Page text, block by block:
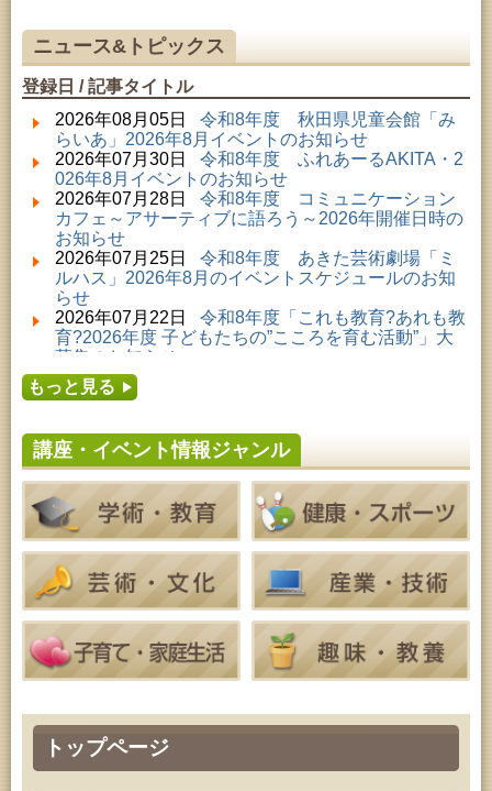
トップページ
乳幼児・青少年教育「夏休み資料展示」
2026年08月01日 ～ 2026年08月30日 (秋田市)
成人教育「研修室開放」
2026年08月01日 ～ 2026年08月23日 (秋田市)
乳幼児・青少年教育「図書館クイズラリー」
2026年08月01日 ～ 2026年09月23日 (秋田市)
おかえりなさい！佐竹本三十六歌仙絵とゆかりの名
品
2026年08月01日 ～ 2026年08月23日 (大館市)
清澄コレクション未公開絵画展
2026年08月01日 ～ 2026年08月16日 (秋田市)
音と会話を楽しむ朝の図書館
2026年08月01日 ～ 2026年09月23日 (秋田市)
佐竹氏の名宝、雄大なる歴史を想う～武と雅～
2026年08月01日 ～ 2026年08月23日 (秋田市)
子どもの読書活動推進事業「夏休みは図書館へ行こ
う－みんなの読みたい！知りたい！学びたい！をお
2026年08月01日 ～ 2026年08月25日 (秋田市)
工房雑がみランド2026
特別展「超写実 ホキ美術館名品展」
2026年08月06日 (秋田市)
高齢者教育「しおかぜ大学」
2026年08月06日 (秋田市)
家庭教育「わくわく家族講座」
2026年08月06日 (秋田市)
青少年教育「親子チャレンジ体験活動推進事業『料
理教室』」
2026年08月06日 (秋田市)
青少年教育 「THE KAGAKU」
2026年08月06日 (秋田市)
家庭教育「中央家庭教育学級」
2026年08月07日 (秋田市)
アートでツリー＆ネックレスを作ってみよう』」
2026年08月07日 (秋田市)
青少年教育「点字体験教室」
ニュース&トピックス
登録日 / 記事タイトル
2026年08月05日 令和8年度 秋田県児童会館「み
らいあ」2026年8月イベントのお知らせ
2026年07月30日 令和8年度 ふれあーるAKITA・2
026年8月イベントのお知らせ
2026年07月28日 令和8年度 コミュニケーション
カフェ～アサーティブに語ろう～2026年開催日時の
お知らせ
2026年07月25日 令和8年度 あきた芸術劇場「ミ
ルハス」2026年8月のイベントスケジュールのお知
らせ
2026年07月22日 令和8年度「これも教育?あれも教
育?2026年度 子どもたちの”こころを育む活動”」大
募集のお知らせ
2026年07月16日
夏休み親子体験教室」募集のお知らせ
らいあ」2026年7月イベントのお知らせ
2026年07月11日令和8年度 あきた芸術劇場「ミ
ルハス」2026年7月のイベントスケジュールのお知
らせ
2026年07月10日令和8年度 株式会社パソナ「キ
ャリアコンサルタント相談」のお知らせ
2026年07月10日令和8年度 株式会社パソナ「キ
ャリア形成リスキリング支援センター」紹介のお知
らせ
もっと見る
講座・イベント情報ジャンル